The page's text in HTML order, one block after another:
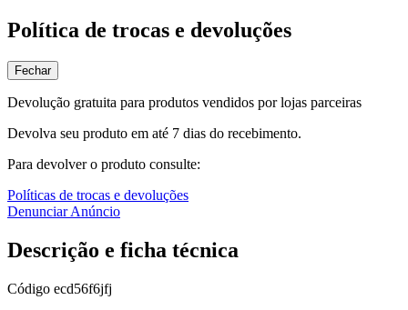
Política de trocas e devoluções
Fechar
Devolução gratuita para produtos vendidos por lojas parceiras
Devolva seu produto em até 7 dias do recebimento.
Para devolver o produto consulte:
Políticas de trocas e devoluções
Denunciar Anúncio
Descrição e ficha técnica
Código ecd56f6jfj